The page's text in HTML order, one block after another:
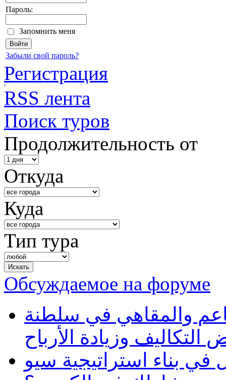
Пароль:
Запомнить меня
Забыли свой пароль?
Регистрация
RSS лента
Поиск туров
Продолжительность от
Откуда
Куда
Тип тура
Обсуждаемое на форуме
والمقاهي في سلطنة
وزيادة الأرباح
بناء استراتيجية سيو